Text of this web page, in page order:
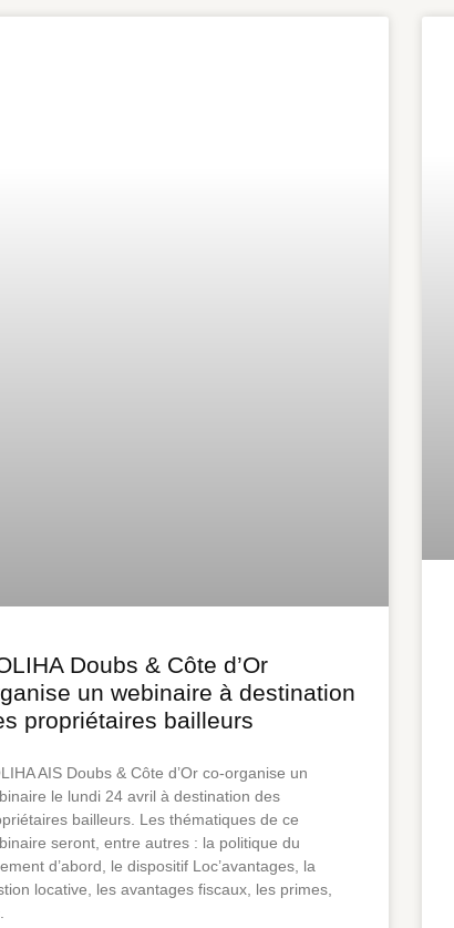
Doubs & Côte d’Or
un webinaire à destination
propriétaires bailleurs
AIS Doubs & Côte d’Or co-organise un
le lundi 24 avril à destination des
bailleurs. Les thématiques de ce
seront, entre autres : la politique du
d’abord, le dispositif Loc’avantages, la
locative, les avantages fiscaux, les primes,